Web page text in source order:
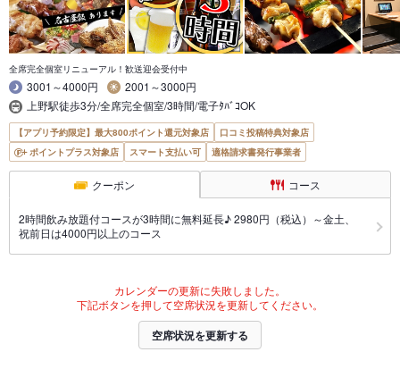
全席完全個室リニューアル！歓送迎会受付中
3001～4000円
2001～3000円
上野駅徒歩3分/全席完全個室/3時間/電子ﾀﾊﾞｺOK
【アプリ予約限定】最大800ポイント還元対象店
口コミ投稿特典対象店
ポイントプラス対象店
スマート支払い可 適格請求書発行事業者
クーポン コース
2時間飲み放題付コースが3時間に無料延長♪ 2980円（税込）～金土、
祝前日は4000円以上のコース
カレンダーの更新に失敗しました。
下記ボタンを押して空席状況を更新してください。
空席状況を更新する